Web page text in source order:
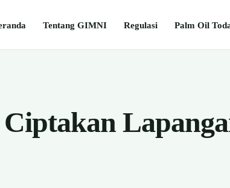
Tentang GIMNI Regulasi Palm Oil